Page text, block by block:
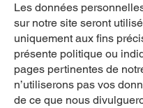
Les données
sur notre site seront
uniquement aux fins
présente politique ou
pages pertinentes de
n’utiliserons pas vos
de ce que nous